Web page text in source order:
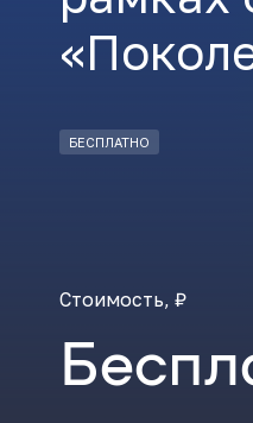
БЕСПЛАТНО
Стоимость, ₽